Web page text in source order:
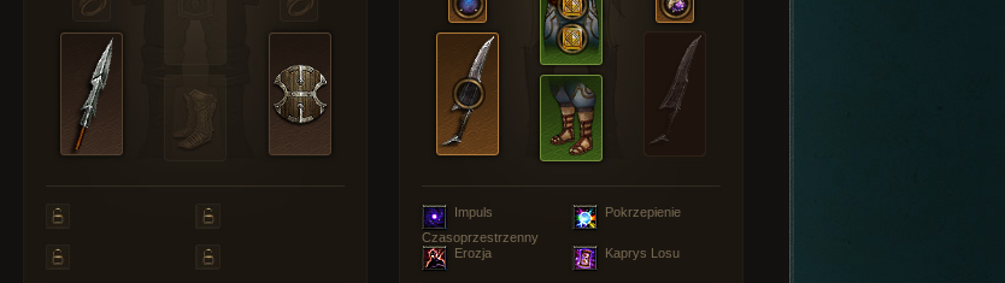
Impuls
Czasoprzestrzenny
Pokrzepienie
Erozja Kaprys Losu